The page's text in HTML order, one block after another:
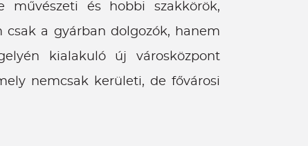
művészeti és hobbi szakkörök,
a gyárban dolgozók, hanem
kialakuló új városközpont
nemcsak kerületi, de fővárosi